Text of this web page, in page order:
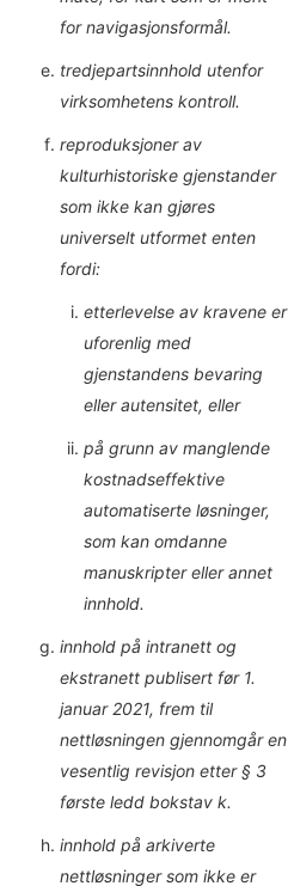
for navigasjonsformål.
tredjepartsinnhold utenfor
virksomhetens kontroll.
reproduksjoner av
kulturhistoriske gjenstander
som ikke kan gjøres
universelt utformet enten
fordi:
etterlevelse av kravene er
uforenlig med
gjenstandens bevaring
eller autensitet, eller
på grunn av manglende
kostnadseffektive
automatiserte løsninger,
som kan omdanne
manuskripter eller annet
innhold.
innhold på intranett og
ekstranett publisert før 1.
januar 2021, frem til
nettløsningen gjennomgår en
vesentlig revisjon etter § 3
første ledd bokstav k.
innhold på arkiverte
nettløsninger som ikke er